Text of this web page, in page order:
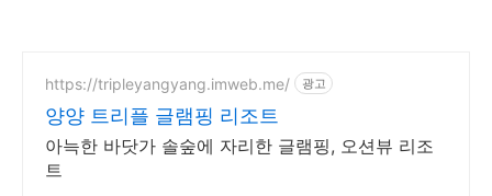
https://tripleyangyang.imweb.me/ 광고
양양 트리플 글램핑 리조트
아늑한 바닷가 솔숲에 자리한 글램핑, 오션뷰 리조
트